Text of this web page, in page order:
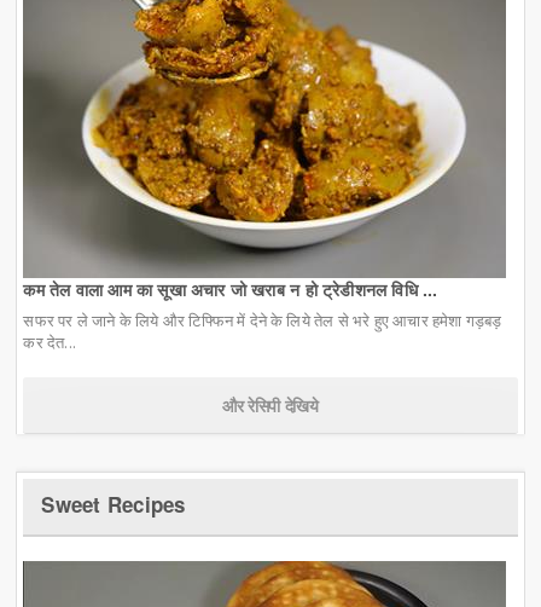
कम तेल वाला आम का सूखा अचार जो खराब न हो ट्रेडीशनल विधि ...
सफर पर ले जाने के लिये और टिफ्फिन में देने के लिये तेल से भरे हुए आचार हमेशा गड़बड़
कर देत...
और रेसिपी देखिये
Sweet Recipes